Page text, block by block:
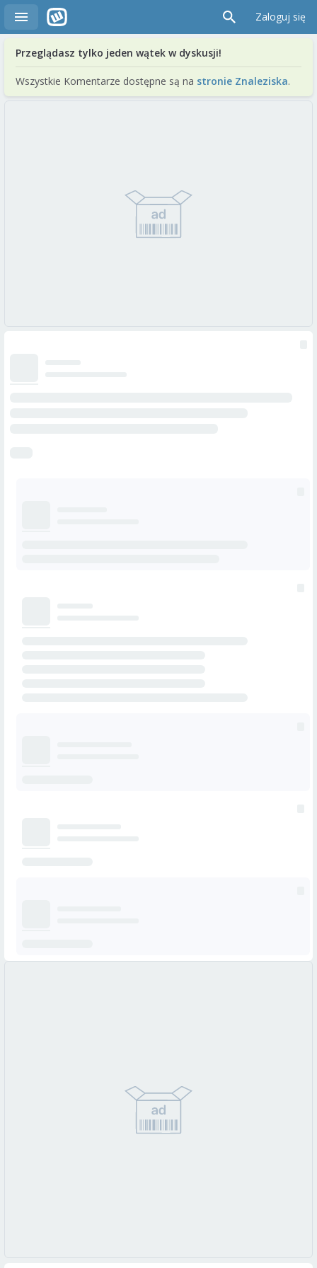
Zaloguj się
Przeglądasz tylko jeden wątek w dyskusji!
Wszystkie Komentarze dostępne są na stronie Znaleziska.